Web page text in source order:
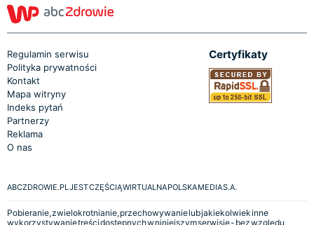
Regulamin serwisu
Polityka prywatności
Kontakt
Mapa witryny
Indeks pytań
Partnerzy
Reklama
O nas
Certyfikaty
ABCZDROWIE.PL JEST CZĘŚCIĄ WIRTUALNA POLSKA MEDIA S.A.
Pobieranie, zwielokrotnianie, przechowywanie lub jakiekolwiek inne
wykorzystywanie treści dostępnych w niniejszym serwisie - bez względu